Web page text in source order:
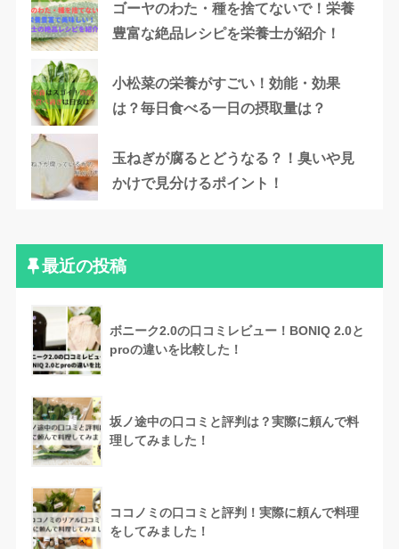
ゴーヤのわた・種を捨てないで！栄養
豊富な絶品レシピを栄養士が紹介！
小松菜の栄養がすごい！効能・効果
は？毎日食べる一日の摂取量は？
玉ねぎが腐るとどうなる？！臭いや見
かけで見分けるポイント！
最近の投稿
ボニーク2.0の口コミレビュー！BONIQ 2.0と
proの違いを比較した！
坂ノ途中の口コミと評判は？実際に頼んで料
理してみました！
ココノミの口コミと評判！実際に頼んで料理
をしてみました！